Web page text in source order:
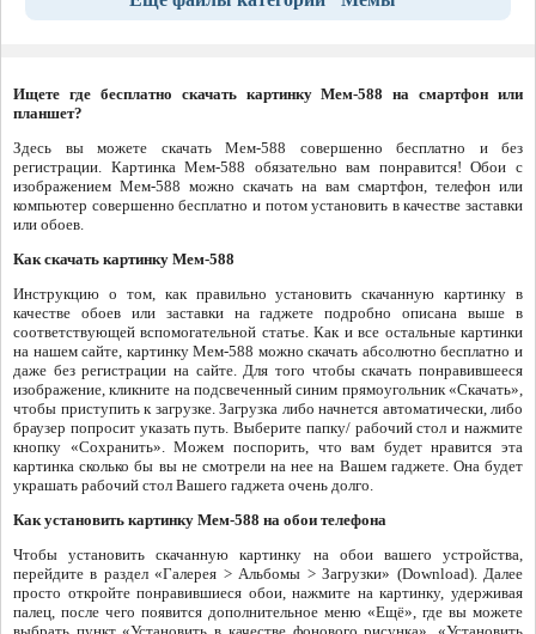
Ищете где бесплатно скачать картинку Мем-588 на смартфон или
планшет?
Здесь вы можете скачать Мем-588 совершенно бесплатно и без
регистрации. Картинка Мем-588 обязательно вам понравится! Обои с
изображением Мем-588 можно скачать на вам смартфон, телефон или
компьютер совершенно бесплатно и потом установить в качестве заставки
или обоев.
Как скачать картинку Мем-588
Инструкцию о том, как правильно установить скачанную картинку в
качестве обоев или заставки на гаджете подробно описана выше в
соответствующей вспомогательной статье. Как и все остальные картинки
на нашем сайте, картинку Мем-588 можно скачать абсолютно бесплатно и
даже без регистрации на сайте. Для того чтобы скачать понравившееся
изображение, кликните на подсвеченный синим прямоугольник «Скачать»,
чтобы приступить к загрузке. Загрузка либо начнется автоматически, либо
браузер попросит указать путь. Выберите папку/ рабочий стол и нажмите
кнопку «Сохранить». Можем поспорить, что вам будет нравится эта
картинка сколько бы вы не смотрели на нее на Вашем гаджете. Она будет
украшать рабочий стол Вашего гаджета очень долго.
Как установить картинку Мем-588 на обои телефона
Чтобы установить скачанную картинку на обои вашего устройства,
перейдите в раздел «Галерея > Альбомы > Загрузки» (Download). Далее
просто откройте понравившиеся обои, нажмите на картинку, удерживая
палец, после чего появится дополнительное меню «Ещё», где вы можете